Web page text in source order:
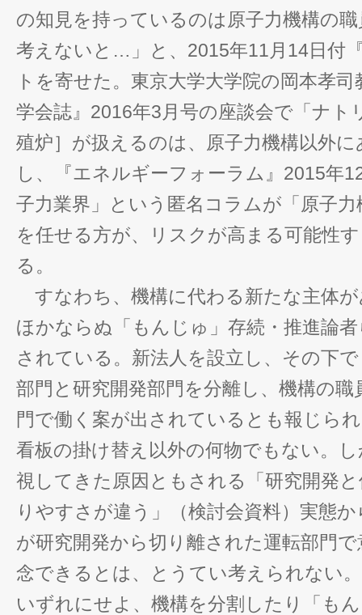
の知見を持っているのは原子力機構の
考えないと…」と、2015年11月14日付
トを寄せた。東京大学大学院の岡本孝
学会誌』2016年3月号の座談会で「ナト
殖炉］が扱えるのは、原子力機構以外
し、『エネルギーフォーラム』2015年
子力業界」という匿名コラムが「原子
を任せる方が、リスクが高まる可能性
る。
すなわち、機構に代わる新たな主体
ほかならぬ「もんじゅ」存続・推進論
されている。新法人を設立し、その下
部門と研究開発部門を分離し、機構の
門で働く案が出されているとも報じら
看板の掛け替え以外の何物でもない。
視してきた原因ともされる「研究開発
りやすさが違う」（検討会資料）実態
が研究開発から切り離された運転部門
念できるとは、とうてい考えられない。
いずれにせよ、機構を分割したり「も